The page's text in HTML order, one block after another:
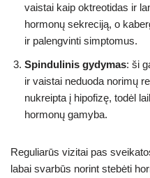
vaistai kaip oktreotidas ir
hormonų sekreciją, o
ir palengvinti simptomus.
Spindulinis gydymas: ši
ir vaistai neduoda norimų
nukreipta į hipofizę, todėl
hormonų gamyba.
Reguliarūs vizitai pas
labai svarbūs norint stebėti